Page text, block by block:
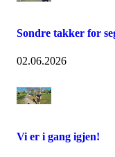
Sondre takker for
02.06.2026
Vi er i gang igjen!